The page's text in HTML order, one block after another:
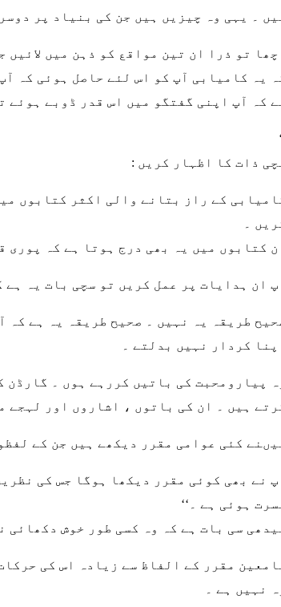
۔ یہی وہ چیزیں ہیں جن کی بنیاد پر
تو ذرا ان تین مواقع کو ذہن میں
یہ کامیابی آپ کو اس لئے حاصل ہوئی کہ
کہ آپ اپنی گفتگو میں اس قدر ڈوبے ہوئے
ذات کا اظہار کریں :
کے راز بتانے والی اکثر کتابوں
۔
کتابوں میں یہ بھی درج ہوتا ہے کہ پوری
ان ہدایات پر عمل کریں تو سچی بات یہ ہے
طریقہ یہ نہیں ۔ صحیح طریقہ یہ ہے کہ
کردار نہیں بدلتے ۔
پیارومحبت کی باتیں کررہے ہوں ۔ گارڈن
ہیں ۔ ان کی باتوں ، اشاروں اور لہجے
کئی عوامی مقرر دیکھے ہیں جن کے
نے بھی کوئی مقرر دیکھا ہوگا جس کی
ہوئی ہے ۔‘‘
سی بات ہے کہ وہ کسی طور خوش دکھائی
مقرر کے الفاظ سے زیادہ اس کی
نہیں ہے ۔